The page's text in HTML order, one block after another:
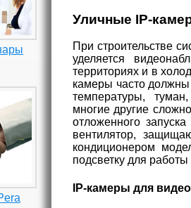
Уличные IP-
При строительстве
уделяется
территориях и в
камеры часто
температуры,
многие другие
отложенного
вентилятор,
кондиционером
подсветку для
IP-камеры для